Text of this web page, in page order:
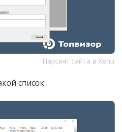
Парсинг сайта в Xenu
список: